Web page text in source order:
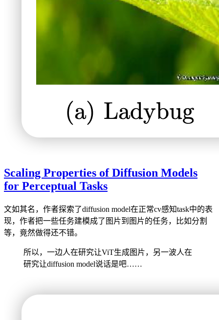
Scaling Properties of Diffusion Models
for Perceptual Tasks
文如其名，作者探索了diffusion model在正常cv感知task中的表
现，作者把一些任务建模成了图片到图片的任务，比如分割
等，竟然做得还不错。
所以，一边人在研究让ViT生成图片，另一波人在
研究让diffusion model说话是吧……